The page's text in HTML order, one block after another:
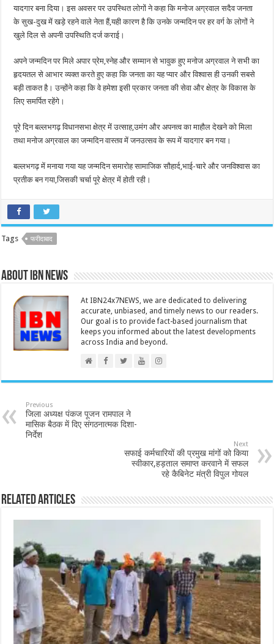
यादगार बना दिया। इस अवसर पर उपस्थित लोगों ने कहा कि मनोज अग्रवाल सदैव जनता
के सुख-दुख में खड़े रहने वाले नेता हैं,यही कारण है कि उनके जन्मदिन पर हर वर्ग के लोगों ने
खुले दिल से अपनी उपस्थिति दर्ज कराई।
अपने जन्मदिन पर मिले अपार प्रेम,स्नेह और सम्मान से भावुक हुए मनोज अग्रवाल ने सभी का
हृदयतल से आभार व्यक्त करते हुए कहा कि जनता का यह प्यार और विश्वास ही उनकी सबसे
बड़ी ताकत है। उन्होंने कहा कि वे हमेशा इसी प्रकार जनता की सेवा और क्षेत्र के विकास के
लिए समर्पित रहेंगे।
पूरे दिन बल्लभगढ़ विधानसभा क्षेत्र में उत्साह,उमंग और अपनत्व का माहौल देखने को मिला
तथा मनोज अग्रवाल का जन्मदिन वास्तव में जनउत्सव के रूप में यादगार बन गया।
बल्लभगढ़ में मनाया गया यह जन्मदिन समारोह सामाजिक सौहार्द,भाई-चारे और जनविश्वास का
प्रतीक बन गया,जिसकी चर्चा पूरे क्षेत्र में होती रही।
Tags फरीदाबाद
About IBN NEWS
At IBN24x7NEWS, we are dedicated to delivering
accurate, unbiased, and timely news to our readers.
Our goal is to provide fact-based journalism that
keeps you informed about the latest developments
across India and beyond.
Previous
जिला अध्यक्ष पंकज पूजन रामपाल ने
मासिक बैठक में दिए संगठनात्मक दिशा-
निर्देश
Next
सफाई कर्मचारियों की प्रमुख मांगों को किया
स्वीकार,हड़ताल समाप्त करवाने में सफल
रहे कैबिनेट मंत्री विपुल गोयल
Related Articles